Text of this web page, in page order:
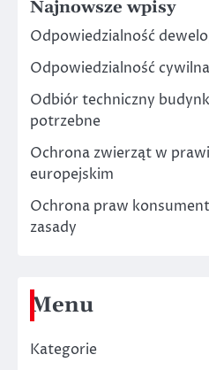
Najnowsze wpisy
Odpowiedzialność
Odpowiedzialność
Odbiór techniczny
potrzebne
Ochrona zwierząt w
europejskim
Ochrona praw
zasady
Menu
Kategorie